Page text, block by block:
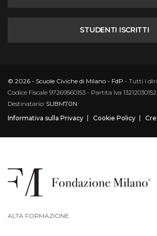
STUDENTI ISCRITTI
© 2026 - Scuole Civiche di Milano - FdP - Tutti i
Codice Fiscale 97269560153 - Partita Iva
Destinatario: SUBM70N
Informativa sulla Privacy
Cookie Policy
ALTA FORMAZIONE